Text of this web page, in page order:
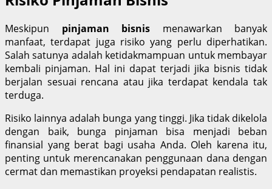
Meskipun pinjaman bisnis menawarkan banyak
manfaat, terdapat juga risiko yang perlu diperhatikan.
Salah satunya adalah ketidakmampuan untuk membayar
kembali pinjaman. Hal ini dapat terjadi jika bisnis tidak
berjalan sesuai rencana atau jika terdapat kendala tak
terduga.
Risiko lainnya adalah bunga yang tinggi. Jika tidak dikelola
dengan baik, bunga pinjaman bisa menjadi beban
finansial yang berat bagi usaha Anda. Oleh karena itu,
penting untuk merencanakan penggunaan dana dengan
cermat dan memastikan proyeksi pendapatan realistis.